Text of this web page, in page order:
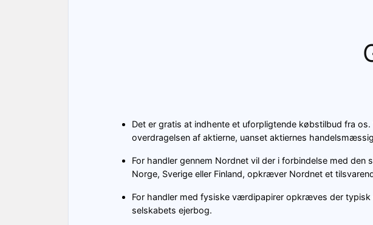
Det er gratis at indhente et uforpligtende købstilbud fra
overdragelsen af aktierne, uanset aktiernes
For handler gennem Nordnet vil der i forbindelse med
Norge, Sverige eller Finland, opkræver Nordnet et
For handler med fysiske værdipapirer opkræves der
selskabets ejerbog.